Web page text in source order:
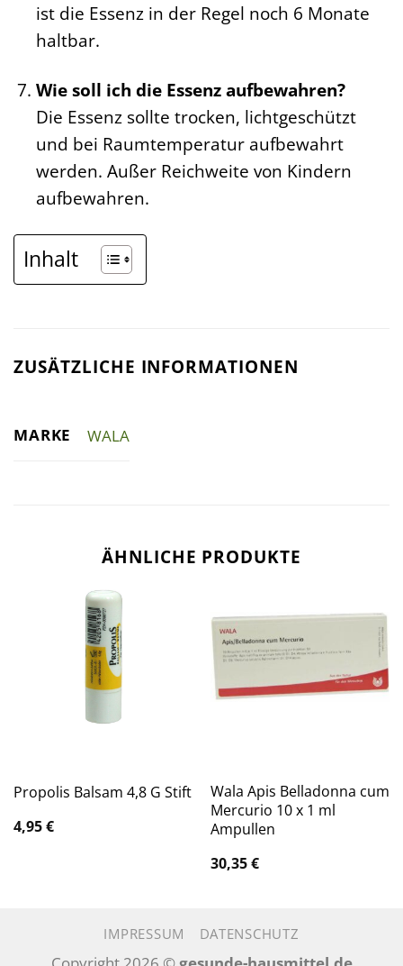
ist die Essenz in der Regel noch 6 Monate
haltbar.
Wie soll ich die Essenz aufbewahren?
Die Essenz sollte trocken, lichtgeschützt
und bei Raumtemperatur aufbewahrt
werden. Außer Reichweite von Kindern
aufbewahren.
Inhalt
ZUSÄTZLICHE INFORMATIONEN
MARKE WALA
ÄHNLICHE PRODUKTE
Propolis Balsam 4,8 G Stift
4,95€
Wala Apis Belladonna cum
Mercurio 10 x 1 ml
Ampullen
30,35€
IMPRESSUM DATENSCHUTZ